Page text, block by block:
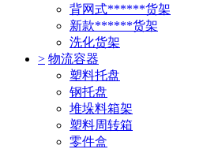
背网式******货架
新款******货架
洗化货架
> 物流容器
塑料托盘
钢托盘
堆垛料箱架
塑料周转箱
零件盒